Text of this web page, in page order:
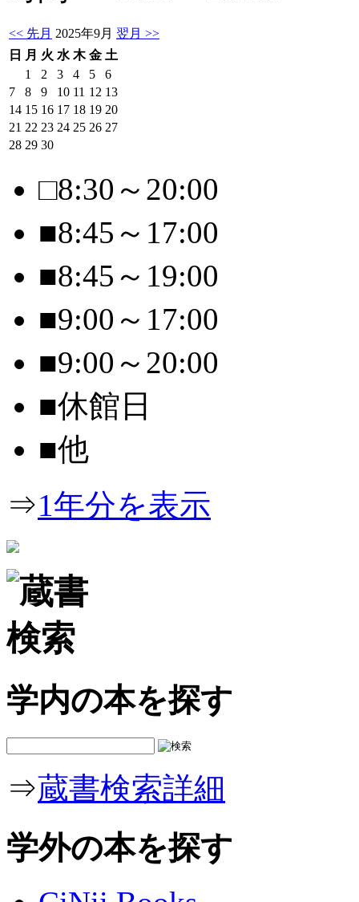
<< 先月 2025年9月 翌月 >>
日
月 火 水 木 金 土
1
2 3 4 5
6
7
8 9 10 11 12 13
14 15 16 17 18 19 20
21 22 23 24 25 26 27
28 29 30
□8:30～20:00
■8:45～17:00
■8:45～19:00
■9:00～17:00
■9:00～20:00
■休館日
■他
⇒1年分を表示
学内の本を探す
⇒蔵書検索詳細
学外の本を探す